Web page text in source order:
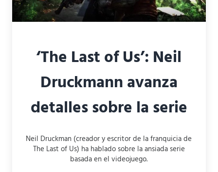
‘The Last of Us’: Neil
Druckmann avanza
detalles sobre la serie
Neil Druckman (creador y escritor de la franquicia de
The Last of Us) ha hablado sobre la ansiada serie
basada en el videojuego.